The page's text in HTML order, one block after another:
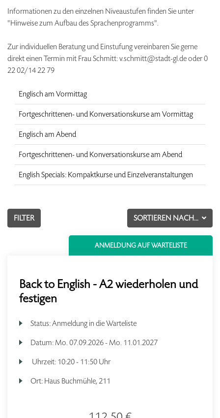
Informationen zu den einzelnen Niveaustufen finden Sie unter
"Hinweise zum Aufbau des Sprachenprogramms".
Zur individuellen Beratung und Einstufung vereinbaren Sie gerne
direkt einen Termin mit Frau Schmitt: v.schmitt@stadt-gl.de oder 0
22 02/14 22 79
Englisch am Vormittag
Fortgeschrittenen- und Konversationskurse am Vormittag
Englisch am Abend
Fortgeschrittenen- und Konversationskurse am Abend
English Specials: Kompaktkurse und Einzelveranstaltungen
SORTIEREN NACH...
FILTER
ANMELDUNG AUF WARTELISTE
Back to English - A2 wiederholen und
festigen
Status:Anmeldung in die Warteliste
Datum: Mo. 07.09.2026 - Mo. 11.01.2027
Uhrzeit: 10:20 - 11:50 Uhr
Ort: Haus Buchmühle, 211